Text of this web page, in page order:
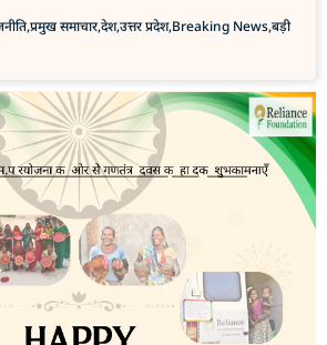
समाचार,देश,उत्तर प्रदेश,Breaking News,बड़ी